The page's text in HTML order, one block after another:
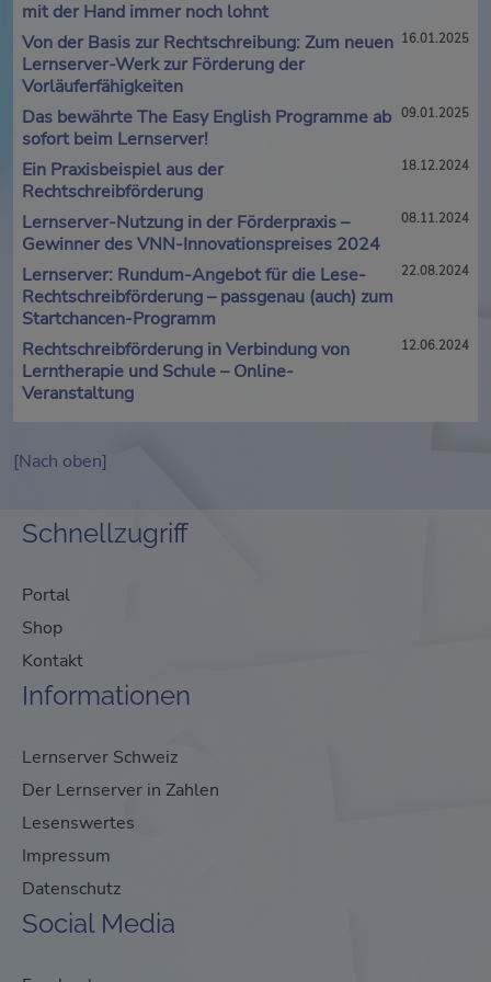
mit der Hand immer noch lohnt
Von der Basis zur Rechtschreibung: Zum neuen
Lernserver-Werk zur Förderung der
Vorläuferfähigkeiten
16.01.2025
Das bewährte The Easy English Programme ab
sofort beim Lernserver!
09.01.2025
Ein Praxisbeispiel aus der
Rechtschreibförderung
18.12.2024
Lernserver-Nutzung in der Förderpraxis –
Gewinner des VNN-Innovationspreises 2024
08.11.2024
Lernserver: Rundum-Angebot für die Lese-
Rechtschreibförderung – passgenau (auch) zum
Startchancen-Programm
22.08.2024
Rechtschreibförderung in Verbindung von
Lerntherapie und Schule – Online-
Veranstaltung
12.06.2024
[Nach oben]
Schnellzugriff
Portal
Shop
Kontakt
Informationen
Lernserver Schweiz
Der Lernserver in Zahlen
Lesenswertes
Impressum
Datenschutz
Social Media